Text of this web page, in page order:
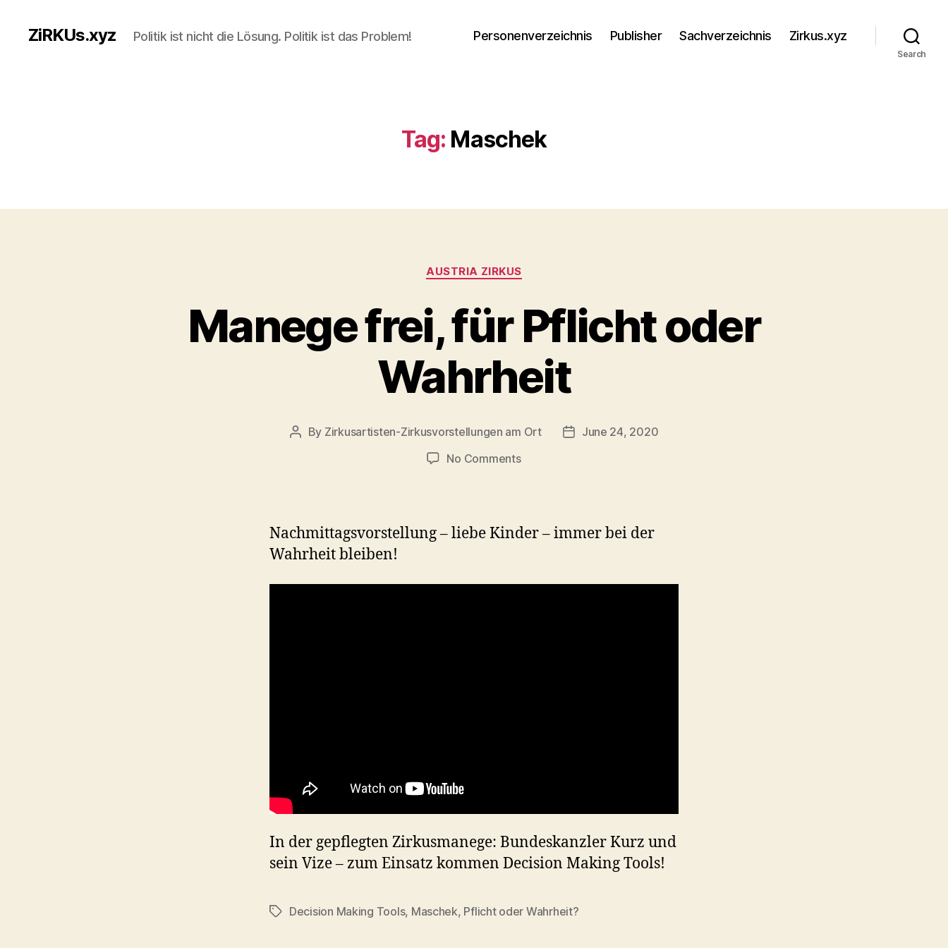
ZiRKUs.xyz Politik ist nicht die Lösung. Politik ist das Problem! Personenverzeichnis Publisher Sachverzeichnis Zirkus.xyz
Search
Tag: Maschek
Categories
AUSTRIA ZIRKUS
Manege frei, für Pflicht oder
Wahrheit
Post
By Zirkusartisten-Zirkusvorstellungen am Ort
PostJune 24, 2020
No Commentson
Pflicht
oder
Nachmittagsvorstellung – liebe Kinder – immer bei der
Wahrheit bleiben!
In der gepflegten Zirkusmanege: Bundeskanzler Kurz und
sein Vize – zum Einsatz kommen Decision Making Tools!
TagsDecision Making Tools, Maschek, Pflicht oder Wahrheit?